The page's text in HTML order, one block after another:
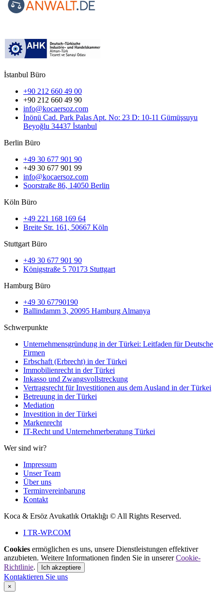
İstanbul Büro
+90 212 660 49 00
+90 212 660 49 90
info@kocaersoz.com
İnönü Cad. Park Palas Apt. No: 23 D: 10-11 Gümüşsuyu
Beyoğlu 34437 İstanbul
Berlin Büro
+49 30 677 901 90
+49 30 677 901 99
info@kocaersoz.com
Soorstraße 86, 14050 Berlin
Köln Büro
+49 221 168 169 64
Breite Str. 161, 50667 Köln
Stuttgart Büro
+49 30 677 901 90
Königstraße 5 70173 Stuttgart
Hamburg Büro
+49 30 67790190
Ballindamm 3, 20095 Hamburg Almanya
Schwerpunkte
Unternehmensgründung in der Türkei: Leitfaden für Deutsche
Firmen
Erbschaft (Erbrecht) in der Türkei
Immobilienrecht in der Türkei
Inkasso und Zwangsvollstreckung
Vertragsrecht für Investitionen aus dem Ausland in der Türkei
Betreuung in der Türkei
Mediation
Investition in der Türkei
Markenrecht
IT-Recht und Unternehmerberatung Türkei
Wer sind wir?
Impressum
Unser Team
Über uns
Terminvereinbarung
Kontakt
Koca & Ersöz Avukatlık Ortaklığı © All Rights Reserved.
I TR-WP.COM
Cookies ermöglichen es uns, unsere Dienstleistungen effektiver
anzubieten. Weitere Informationen finden Sie in unsererCookie-
Richtlinie. Ich akzeptiere
Kontaktieren Sie uns
×